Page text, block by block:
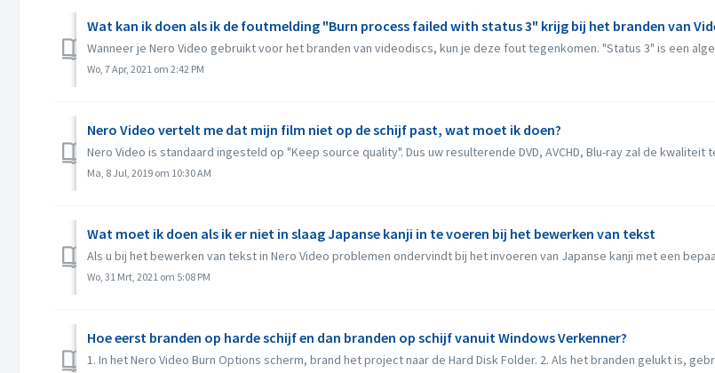
Wat kan ik doen als ik de foutmelding "Burn process failed with status 3" krijg bij het branden van
Wanneer je Nero Video gebruikt voor het branden van videodiscs, kun je deze fout tegenkomen. "Status 3" is een
Wo, 7 Apr, 2021 om 2:42 PM
Nero Video vertelt me dat mijn film niet op de schijf past, wat moet ik doen?
Nero Video is standaard ingesteld op "Keep source quality". Dus uw resulterende DVD, AVCHD, Blu-ray zal de kwaliteit
Ma, 8 Jul, 2019 om 10:30 AM
Wat moet ik doen als ik er niet in slaag Japanse kanji in te voeren bij het bewerken van tekst
Als u bij het bewerken van tekst in Nero Video problemen ondervindt bij het invoeren van Japanse kanji met een
Wo, 31 Mrt, 2021 om 5:08 PM
Hoe eerst branden op harde schijf en dan branden op schijf vanuit Windows Verkenner?
1. In het Nero Video Burn Options scherm, brand het project naar de Hard Disk Folder. 2. Als het branden gelukt is,